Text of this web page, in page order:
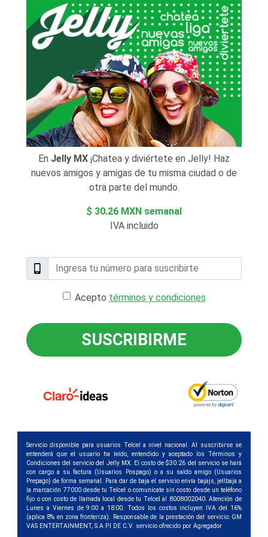
En Jelly MX ¡Chatea y diviértete en Jelly! Haz
nuevos amigos y amigas de tu misma ciudad o de
otra parte del mundo.
$ 30.26 MXN semanal
IVA incluido
Acepto términos y condiciones
SUSCRIBIRME
Servicio disponible para usuarios Telcel a nivel nacional. Al suscribirse se
entenderá que el usuario ha leído, entendido y aceptado los Términos y
Condiciones del servicio del Jelly MX. El costo de $30.26 del servicio se hará
con cargo a su factura (Usuarios Pospago) o a su saldo amigo (Usuarios
Prepago) de forma semanal. Para dar de baja el servicio envía bajajs, jellbaja a
la marcación 77000 desde tu Telcel o comunícate sin costo desde un teléfono
fijo o con costo de llamada local desde tu Telcel al 8008002040. Atención de
Lunes a Viernes de 9:00 a 18:00. Todos los costos incluyen IVA del 16%
(aplica 8% en zona fronteriza). Responsable de la prestación del servicio: GM
VAS ENTERTAINMENT, S.A.P.I DE C.V. servicio ofrecido por Agregador